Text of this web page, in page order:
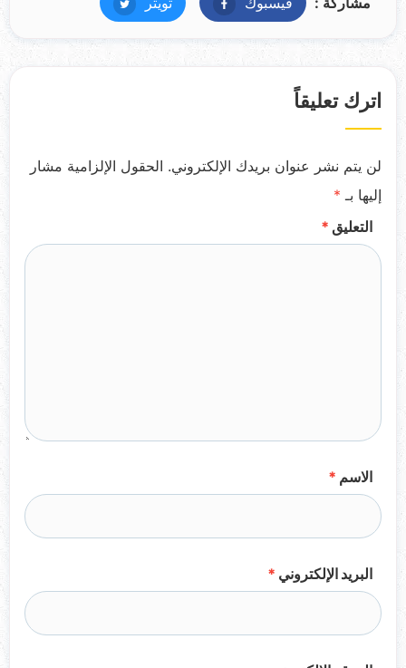
اترك تعليقاً
لن يتم نشر عنوان بريدك الإلكتروني. الحقول الإلزامية مشار
إليها بـ *
التعليق *
الاسم *
البريد الإلكتروني *